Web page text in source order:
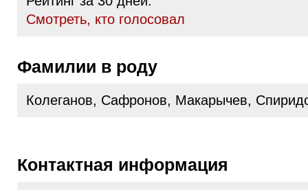
Cмотреть, кто голосовал
Фамилии в роду
Колеганов, Сафронов, Макарычев,
Контактная информация